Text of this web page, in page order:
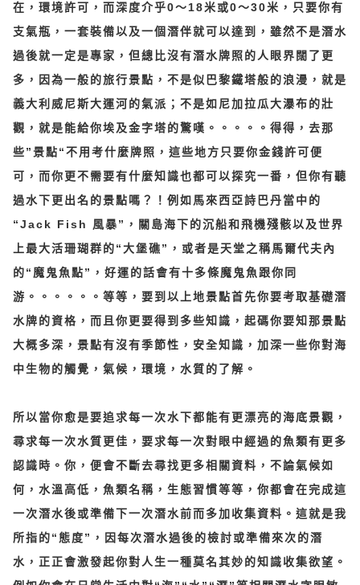
在，環境許可，而深度介乎0～18米或0～30米，只要你有
支氣瓶，一套裝備以及一個潛伴就可以達到，雖然不是潛水
過後就一定是專家，但總比沒有潛水牌照的人眼界闊了更
多，因為一般的旅行景點，不是似巴黎鐵塔般的浪漫，就是
義大利威尼斯大運河的氣派；不是如尼加拉瓜大瀑布的壯
觀，就是能給你埃及金字塔的驚嘆。。。。。得得，去那
些”景點“不用考什麼牌照，這些地方只要你金錢許可便
可，而你更不需要有什麼知識也都可以探究一番，但你有聽
過水下更出名的景點嗎？！例如馬來西亞詩巴丹當中的
“Jack Fish 風暴”，關島海下的沉船和飛機殘骸以及世界
上最大活珊瑚群的“大堡礁”，或者是天堂之稱馬爾代夫內
的“魔鬼魚點”，好運的話會有十多條魔鬼魚跟你同
游。。。。。。等等，要到以上地景點首先你要考取基礎潛
水牌的資格，而且你更要得到多些知識，起碼你要知那景點
大概多深，景點有沒有季節性，安全知識，加深一些你對海
中生物的觸覺，氣候，環境，水質的了解。
所以當你愈是要追求每一次水下都能有更漂亮的海底景觀，
尋求每一次水質更佳，要求每一次對眼中經過的魚類有更多
認識時。你，便會不斷去尋找更多相關資料，不論氣候如
何，水溫高低，魚類名稱，生態習慣等等，你都會在完成這
一次潛水後或準備下一次潛水前而多加收集資料。這就是我
所指的“態度”，因每次潛水過後的檢討或準備來次的潛
水，正正會激發起你對人生一種莫名其妙的知識收集欲望。